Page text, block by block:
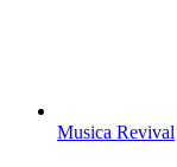
Musica Revival